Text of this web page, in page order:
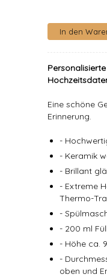
Eine schöne
Erinnerung.
-
- Keramik
- Brillant
- Extreme
Thermo-
-
- 200 ml
- Höhe ca.
-
oben und